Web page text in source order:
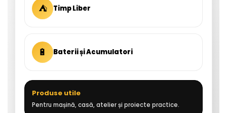
⛺ Timp Liber
🔋 Baterii și Acumulatori
Produse utile
Pentru mașină, casă, atelier și proiecte practice.